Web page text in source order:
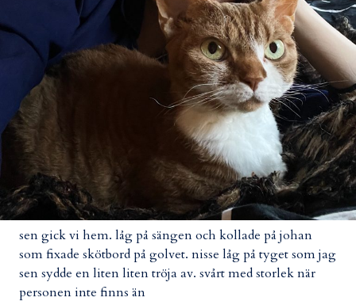
sen gick vi hem. låg på sängen och kollade på johan
som fixade skötbord på golvet. nisse låg på tyget som jag
sen sydde en liten liten tröja av. svårt med storlek när
personen inte finns än